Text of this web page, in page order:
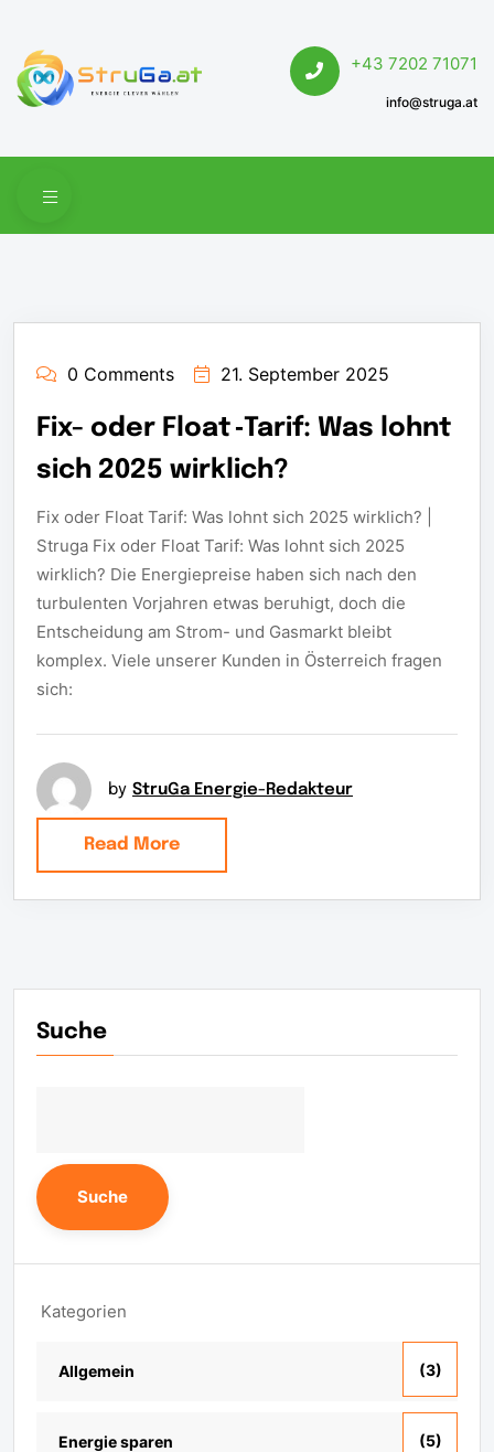
+43 7202 71071
info@struga.at
0 Comments 21. September 2025
Fix- oder Float ‑Tarif: Was lohnt
sich 2025 wirklich?
Fix oder Float Tarif: Was lohnt sich 2025 wirklich? |
Struga Fix oder Float Tarif: Was lohnt sich 2025
wirklich? Die Energiepreise haben sich nach den
turbulenten Vorjahren etwas beruhigt, doch die
Entscheidung am Strom- und Gasmarkt bleibt
komplex. Viele unserer Kunden in Österreich fragen
sich:
by StruGa Energie-Redakteur
Read More
Suche
Suche
Kategorien
Allgemein (3)
Energie sparen (5)